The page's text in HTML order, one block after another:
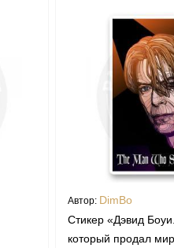
Автор: DimBo
Стикер «Дэвид
который продал